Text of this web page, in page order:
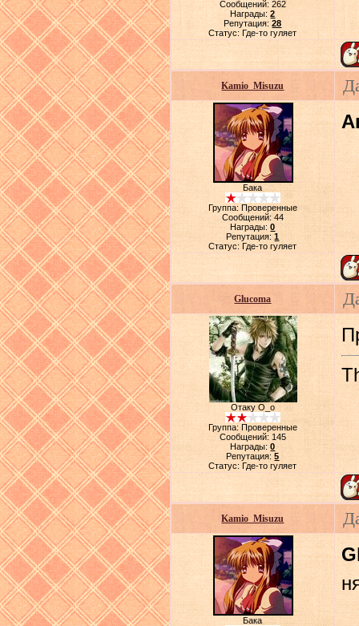
Сообщений: 262
Награды:2
Репутация:28
Статус:Где-то гуляет
Kamio_Misuzu
Бака
Группа: Проверенные
Сообщений: 44
Награды:0
Репутация:1
Статус:Где-то гуляет
Glucoma
Отаку О_о
Группа: Проверенные
Сообщений: 145
Награды:0
Репутация:5
Статус:Где-то гуляет
Kamio_Misuzu
Бака